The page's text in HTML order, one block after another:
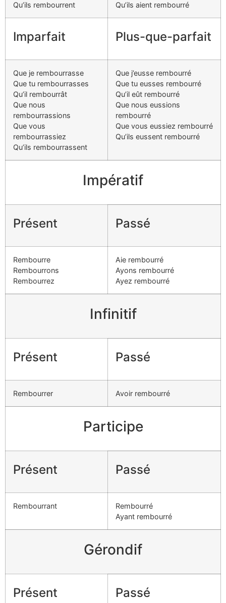
Qu’ils rembourrent
Qu’ils aient rembourré
Imparfait Plus-que-parfait
Que je rembourrasse
Que tu rembourrasses
Qu’il rembourrât
Que nous
rembourrassions
Que vous
rembourrassiez
Qu’ils rembourrassent
Que j’eusse rembourré
Que tu eusses rembourré
Qu’il eût rembourré
Que nous eussions
rembourré
Que vous eussiez rembourré
Qu’ils eussent rembourré
Impératif
Présent Passé
Rembourre
Rembourrons
Rembourrez
Aie rembourré
Ayons rembourré
Ayez rembourré
Infinitif
Présent Passé
Rembourrer Avoir rembourré
Participe
Présent Passé
Rembourrant
Rembourré
Ayant rembourré
Gérondif
Présent Passé